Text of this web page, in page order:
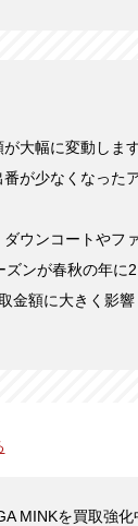
大幅に変動しま
が少なくなった
ウンコートやフ
ンが春秋の年に
金額に大きく影
MINKを買取強化